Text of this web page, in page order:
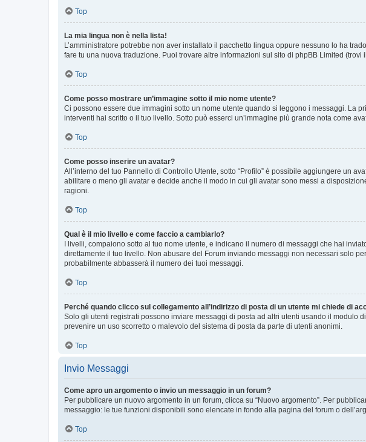
Top
La mia lingua non è nella lista!
L’amministratore potrebbe non aver installato il pacchetto lingua oppure nessuno lo ha
fare tu una nuova traduzione. Puoi trovare altre informazioni sul sito di phpBB Limited (trovi
Top
Come posso mostrare un’immagine sotto il mio nome utente?
Ci possono essere due immagini sotto un nome utente quando si leggono i messaggi. La
interventi hai scritto o il tuo livello. Sotto può esserci un’immagine più grande nota come
Top
Come posso inserire un avatar?
All’interno del tuo Pannello di Controllo Utente, sotto “Profilo” è possibile aggiungere un
abilitare o meno gli avatar e decide anche il modo in cui gli avatar sono messi a
ragioni.
Top
Qual è il mio livello e come faccio a cambiarlo?
I livelli, compaiono sotto al tuo nome utente, e indicano il numero di messaggi che hai
direttamente il tuo livello. Non abusare del Forum inviando messaggi non necessari solo
probabilmente abbasserà il numero dei tuoi messaggi.
Top
Perché quando clicco sul collegamento all’indirizzo di posta di un utente mi chiede di
Solo gli utenti registrati possono inviare messaggi di posta ad altri utenti usando il modulo
prevenire un uso scorretto o malevolo del sistema di posta da parte di utenti anonimi.
Top
Invio Messaggi
Come apro un argomento o invio un messaggio in un forum?
Per pubblicare un nuovo argomento in un forum, clicca su “Nuovo argomento”. Per
messaggio: le tue funzioni disponibili sono elencate in fondo alla pagina del forum o
Top